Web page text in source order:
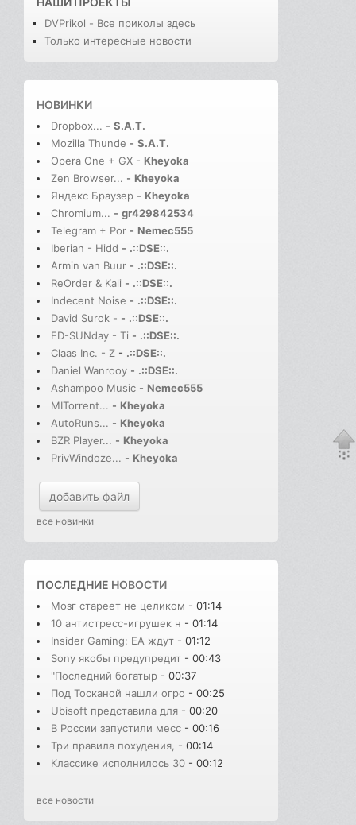
DVPrikol - Все приколы здесь
Только интересные новости
НОВИНКИ
Dropbox... - S.A.T.
Mozilla Thunde - S.A.T.
Opera One + GX - Kheyoka
Zen Browser... - Kheyoka
Яндекс Браузер - Kheyoka
Chromium... - gr429842534
Telegram + Por - Nemec555
Iberian - Hidd - .::DSE::.
Armin van Buur - .::DSE::.
ReOrder & Kali - .::DSE::.
Indecent Noise - .::DSE::.
David Surok - - .::DSE::.
ED-SUNday - Ti - .::DSE::.
Claas Inc. - Z - .::DSE::.
Daniel Wanrooy - .::DSE::.
Ashampoo Music - Nemec555
MITorrent... - Kheyoka
AutoRuns... - Kheyoka
BZR Player... - Kheyoka
PrivWindoze... - Kheyoka
добавить файл
все новинки
ПОСЛЕДНИЕ НОВОСТИ
Мозг стареет не целиком - 01:14
10 антистресс-игрушек н - 01:14
Insider Gaming: EA ждут - 01:12
Sony якобы предупредит - 00:43
"Последний богатыр - 00:37
Под Тосканой нашли огро - 00:25
Ubisoft представила для - 00:20
В России запустили месс - 00:16
Три правила похудения, - 00:14
Классике исполнилось 30 - 00:12
все новости